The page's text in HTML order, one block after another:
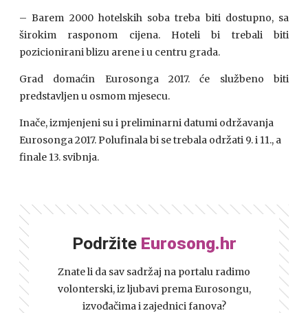
– Barem 2000 hotelskih soba treba biti dostupno, sa
širokim rasponom cijena. Hoteli bi trebali biti
pozicionirani blizu arene i u centru grada.
Grad domaćin Eurosonga 2017. će službeno biti
predstavljen u osmom mjesecu.
Inače, izmjenjeni su i preliminarni datumi održavanja
Eurosonga 2017. Polufinala bi se trebala održati 9. i 11., a
finale 13. svibnja.
Podržite Eurosong.hr
Znate li da sav sadržaj na portalu radimo
volonterski, iz ljubavi prema Eurosongu,
izvođačima i zajednici fanova?